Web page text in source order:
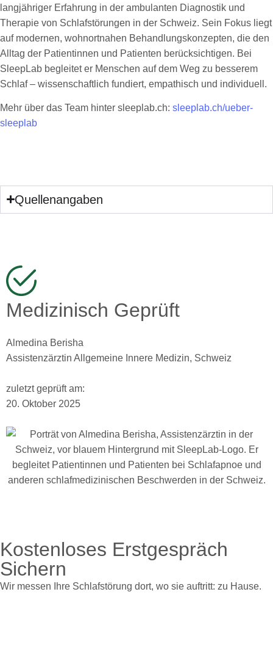
langjähriger Erfahrung in der ambulanten Diagnostik und
Therapie von Schlafstörungen in der Schweiz. Sein Fokus liegt
auf modernen, wohnortnahen Behandlungskonzepten, die den
Alltag der Patientinnen und Patienten berücksichtigen. Bei
SleepLab begleitet er Menschen auf dem Weg zu besserem
Schlaf – wissenschaftlich fundiert, empathisch und individuell.
Mehr über das Team hinter sleeplab.ch: sleeplab.ch/ueber-
sleeplab
Quellenangaben
Medizinisch Geprüft
Almedina Berisha
Assistenzärztin Allgemeine Innere Medizin, Schweiz
zuletzt geprüft am:
20. Oktober 2025
Kostenloses Erstgespräch
Sichern
Wir messen Ihre Schlafstörung dort, wo sie auftritt: zu Hause.